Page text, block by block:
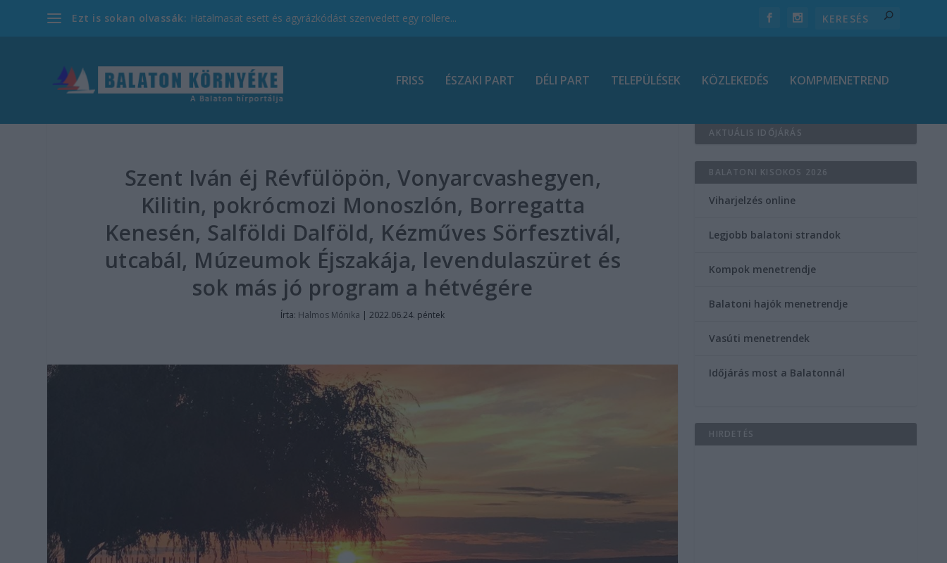
Ezt is sokan olvassák: Hatalmasat esett és agyrázkódást szenvedett egy rollere...
FRISS ÉSZAKI PART DÉLI PART TELEPÜLÉSEK KÖZLEKEDÉS KOMPMENETREND
Szent Iván éj Révfülöpön, Vonyarcvashegyen,
Kilitin, pokrócmozi Monoszlón, Borregatta
Kenesén, Salföldi Dalföld, Kézműves Sörfesztivál,
utcabál, Múzeumok Éjszakája, levendulaszüret és
sok más jó program a hétvégére
Írta: Halmos Mónika |2022.06.24. péntek
AKTUÁLIS IDŐJÁRÁS
BALATONI KISOKOS 2026
Viharjelzés online
Legjobb balatoni strandok
Kompok menetrendje
Balatoni hajók menetrendje
Vasúti menetrendek
Időjárás most a Balatonnál
HIRDETÉS